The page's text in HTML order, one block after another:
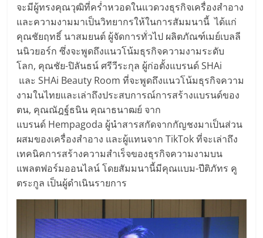
จะมีผู้ทรงคุณวุฒิที่คร่ำหวอดในแวดวงธุรกิจเครื่องสำอาง
และความงามมาเป็นวิทยากรให้ในการสัมมนานี้ ได้แก่
คุณชัยฤทธิ์ นาสมยนต์ ผู้จัดการทั่วไป ผลิตภัณฑ์เมย์เบลลี
นนิวยอร์ก ซึ่งจะพูดถึงแนวโน้มธุรกิจความงามระดับ
โลก, คุณชัย-ปิลันธน์ ศรีวีระกุล ผู้ก่อตั้งแบรนด์ SHAi
และ SHAi Beauty Room ที่จะพูดถึงแนวโน้มธุรกิจความ
งามในไทยและเล่าถึงประสบการณ์การสร้างแบรนด์ของ
ตน, คุณณัฎฐ์ธนิน คุณาธนาฒย์ จาก
แบรนด์ Hempagoda ผู้นำสารสกัดจากกัญชงมาเป็นส่วน
ผสมของเครื่องสำอาง และผู้แทนจาก TikTok ที่จะเล่าถึง
เทคนิคการสร้างความสำเร็จของธุรกิจความงามบน
แพลตฟอร์มออนไลน์ โดยสัมมนานี้มีคุณแบม-ปีติภัทร คู
ตระกูล เป็นผู้ดำเนินรายการ